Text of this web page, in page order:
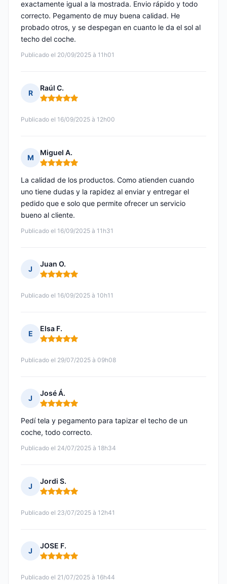
Publicado el 20/09/2025 à 11h01
exactamente igual a la mostrada. Envio rápido y todo
correcto. Pegamento de muy buena calidad. He
probado otros, y se despegan en cuanto le da el sol al
techo del coche.
R
Raúl C.
Nota: 5 de 5
Publicado el 16/09/2025 à 12h00
M
Miguel A.
Nota: 5 de 5
Publicado el 16/09/2025 à 11h31
La calidad de los productos. Como atienden cuando
uno tiene dudas y la rapidez al enviar y entregar el
pedido que e solo que permite ofrecer un servicio
bueno al cliente.
J
Juan O.
Nota: 5 de 5
Publicado el 16/09/2025 à 10h11
E
Elsa F.
Nota: 5 de 5
Publicado el 29/07/2025 à 09h08
J
José Á.
Nota: 5 de 5
Publicado el 24/07/2025 à 18h34
Pedí tela y pegamento para tapizar el techo de un
coche, todo correcto.
J
Jordi S.
Nota: 5 de 5
Publicado el 23/07/2025 à 12h41
J
JOSE F.
Nota: 5 de 5
Publicado el 21/07/2025 à 16h44